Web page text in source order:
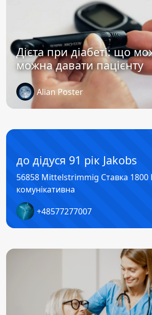
Дієта при діабеті: що
можна давати пацієнту
Alian Poster
до дідуся 91 рік Jakobs
56858 Mittelstrimmig Ставка 1800
комунікативна
+48577277007